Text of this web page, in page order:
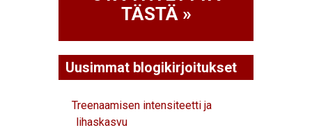
TÄSTÄ »
Uusimmat blogikirjoitukset
Treenaamisen intensiteetti ja
lihaskasvu